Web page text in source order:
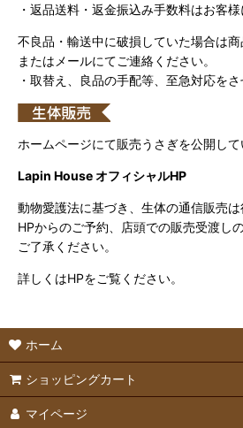
・返品送料・返金振込み手数料はお客様
不良品・輸送中に破損していた場合は
またはメールにてご連絡ください。
・取替え、良品の手配等、至急対応をさ
ホームページにて販売うさぎを公開して
Lapin House オフィシャルHP
動物愛護法に基づき、生体の通信販売は
HPからのご予約、店頭での販売受渡し
ご了承ください。
詳しくはHPをご覧ください。
ホーム
ショッピングカート
マイページ